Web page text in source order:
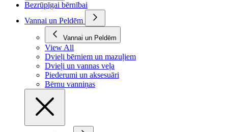
Bezrūpīgai bērnībai
Vannai un Peldēm
Vannai un Peldēm
View All
Dvieļi bērniem un mazuļiem
Dvieļi un vannas veļa
Piederumi un aksesuāri
Bērnu vanniņas